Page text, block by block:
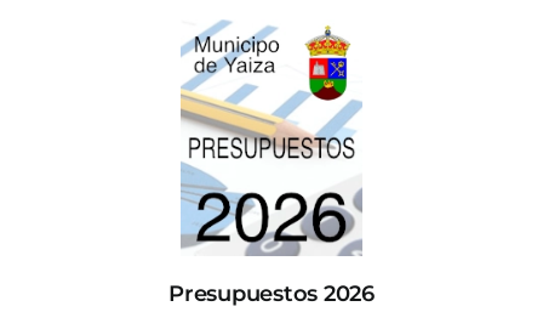
Presupuestos 2026